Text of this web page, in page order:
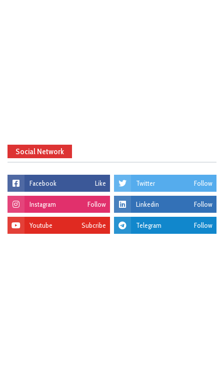
Social Network
Facebook Like Twitter Follow
Instagram Follow Linkedin Follow
Youtube Subcribe Telegram Follow